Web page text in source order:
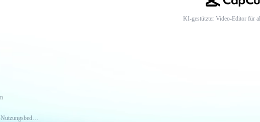
Über die CapCut-Nutzungsbedingungen
KI-gestützter Video-Editor für